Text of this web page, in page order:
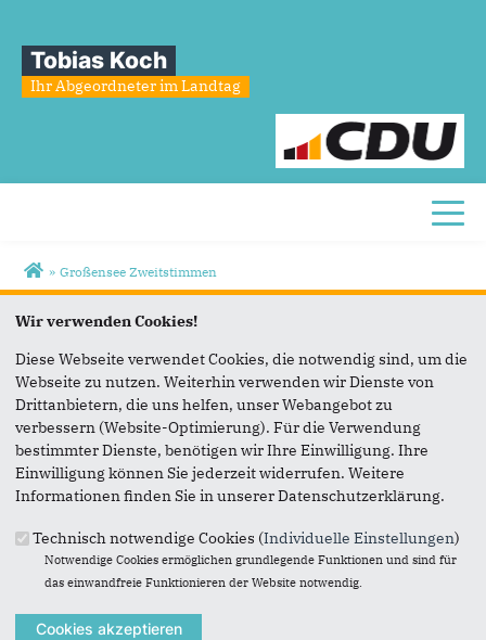
Tobias Koch
Ihr Abgeordneter im Landtag
Sie sind hier
» Großensee Zweitstimmen
GroßenseeZweitstimmen
Wir verwenden Cookies!
Diese Webseite verwendet Cookies, die notwendig sind, um die
Webseite zu nutzen. Weiterhin verwenden wir Dienste von
Drittanbietern, die uns helfen, unser Webangebot zu
verbessern (Website-Optimierung). Für die Verwendung
bestimmter Dienste, benötigen wir Ihre Einwilligung. Ihre
Einwilligung können Sie jederzeit widerrufen. Weitere
Informationen finden Sie in unserer Datenschutzerklärung.
Technisch notwendige Cookies (Individuelle Einstellungen)
Notwendige Cookies ermöglichen grundlegende Funktionen und sind für
das einwandfreie Funktionieren der Website notwendig.